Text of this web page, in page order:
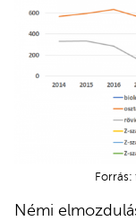
Forrás:
Némi